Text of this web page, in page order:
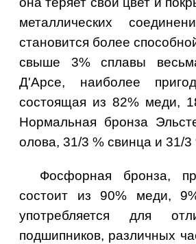
металлических
становится более
свыше 3% сплавы
Д'Арсе, наиболее
состоящая из 82% меди,
Нормальная бронза
олова, 31/3 % свинца и 31/3
Фосфорная бронза,
состоит из 90% меди,
употребляется для
подшипников, различных